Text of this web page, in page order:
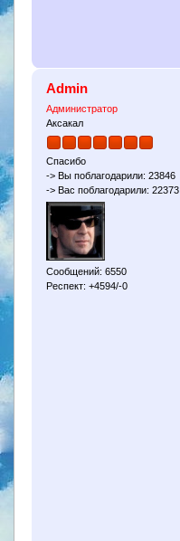
Admin
Администратор
Аксакал
Спасибо
-> Вы поблагодарили: 23846
-> Вас поблагодарили: 22373
Сообщений: 6550
Респект: +4594/-0